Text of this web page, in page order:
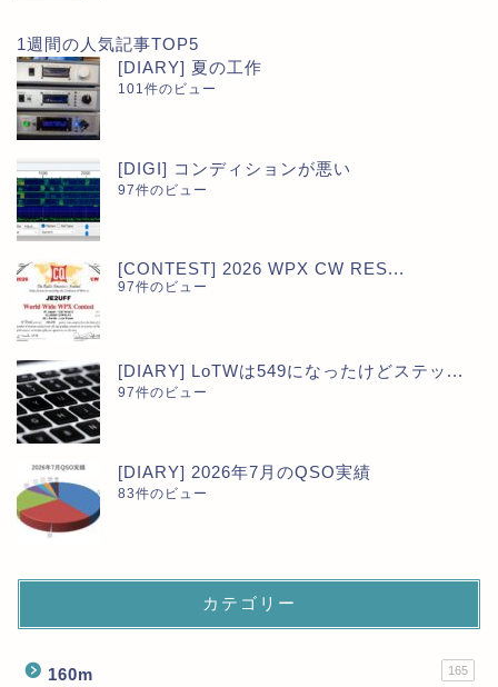
1週間の人気記事TOP5
[DIARY] 夏の工作
101件のビュー
[DIGI] コンディションが悪い
97件のビュー
[CONTEST] 2026 WPX CW RES...
97件のビュー
[DIARY] LoTWは549になったけどステッ...
97件のビュー
[DIARY] 2026年7月のQSO実績
83件のビュー
カテゴリー
160m 165